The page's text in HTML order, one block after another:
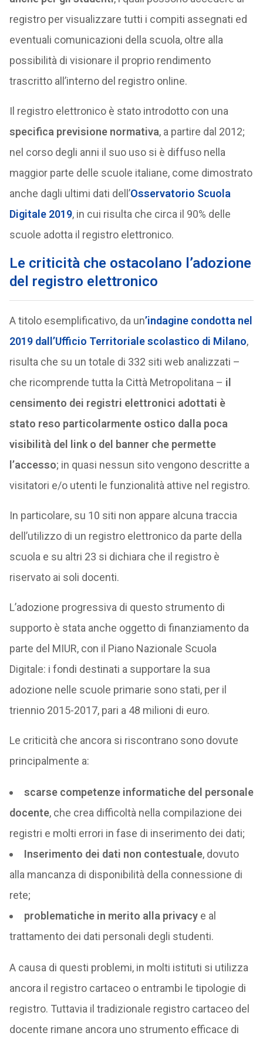
registro per visualizzare tutti i compiti assegnati ed
eventuali comunicazioni della scuola, oltre alla
possibilità di visionare il proprio rendimento
trascritto all’interno del registro online.
Il registro elettronico è stato introdotto con una
specifica previsione normativa, a partire dal 2012;
nel corso degli anni il suo uso si è diffuso nella
maggior parte delle scuole italiane, come dimostrato
anche dagli ultimi dati dell’Osservatorio Scuola
Digitale 2019, in cui risulta che circa il 90% delle
scuole adotta il registro elettronico.
Le criticità che ostacolano l’adozione
del registro elettronico
A titolo esemplificativo, da un’indagine condotta nel
2019 dall’Ufficio Territoriale scolastico di Milano,
risulta che su un totale di 332 siti web analizzati –
che ricomprende tutta la Città Metropolitana – il
censimento dei registri elettronici adottati è
stato reso particolarmente ostico dalla poca
visibilità del link o del banner che permette
l’accesso; in quasi nessun sito vengono descritte a
visitatori e/o utenti le funzionalità attive nel registro.
In particolare, su 10 siti non appare alcuna traccia
dell’utilizzo di un registro elettronico da parte della
scuola e su altri 23 si dichiara che il registro è
riservato ai soli docenti.
L’adozione progressiva di questo strumento di
supporto è stata anche oggetto di finanziamento da
parte del MIUR, con il Piano Nazionale Scuola
Digitale: i fondi destinati a supportare la sua
adozione nelle scuole primarie sono stati, per il
triennio 2015-2017, pari a 48 milioni di euro.
Le criticità che ancora si riscontrano sono dovute
principalmente a:
scarse competenze informatiche del personale
docente, che crea difficoltà nella compilazione dei
registri e molti errori in fase di inserimento dei dati;
Inserimento dei dati non contestuale, dovuto
alla mancanza di disponibilità della connessione di
rete;
problematiche in merito alla privacye al
trattamento dei dati personali degli studenti.
A causa di questi problemi, in molti istituti si utilizza
ancora il registro cartaceo o entrambi le tipologie di
registro. Tuttavia il tradizionale registro cartaceo del
docente rimane ancora uno strumento efficace di